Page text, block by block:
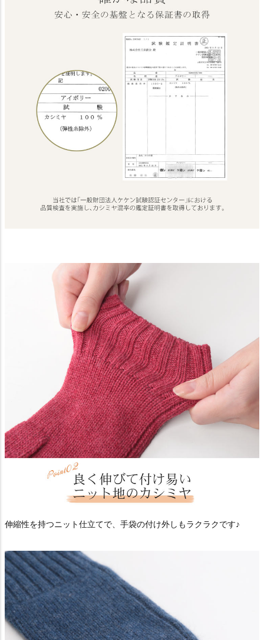
伸縮性を持つニット仕立てで、手袋の付け外しもラクラクです♪